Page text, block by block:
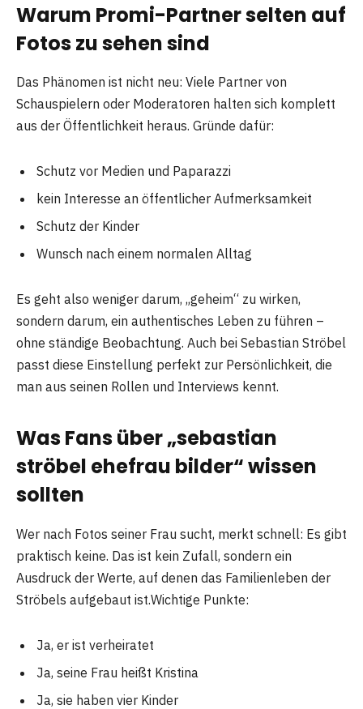
Warum Promi-Partner selten auf
Fotos zu sehen sind
Das Phänomen ist nicht neu: Viele Partner von
Schauspielern oder Moderatoren halten sich komplett
aus der Öffentlichkeit heraus. Gründe dafür:
Schutz vor Medien und Paparazzi
kein Interesse an öffentlicher Aufmerksamkeit
Schutz der Kinder
Wunsch nach einem normalen Alltag
Es geht also weniger darum, „geheim“ zu wirken,
sondern darum, ein authentisches Leben zu führen –
ohne ständige Beobachtung. Auch bei Sebastian Ströbel
passt diese Einstellung perfekt zur Persönlichkeit, die
man aus seinen Rollen und Interviews kennt.
Was Fans über „sebastian
ströbel ehefrau bilder“ wissen
sollten
Wer nach Fotos seiner Frau sucht, merkt schnell: Es gibt
praktisch keine. Das ist kein Zufall, sondern ein
Ausdruck der Werte, auf denen das Familienleben der
Ströbels aufgebaut ist.Wichtige Punkte:
Ja, er ist verheiratet
Ja, seine Frau heißt Kristina
Ja, sie haben vier Kinder